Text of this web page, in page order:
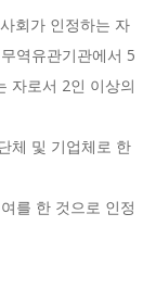
회가 인정하는 자
역유관기관에서 5
자로서 2인 이상의
체 및 기업체로 한
를 한 것으로 인정